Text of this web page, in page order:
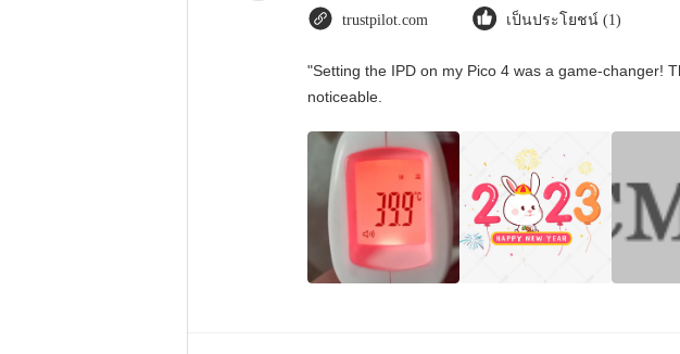
trustpilot.com เป็นประโยชน์ (1)
"Setting the IPD on my Pico 4 was a game-changer!
noticeable.